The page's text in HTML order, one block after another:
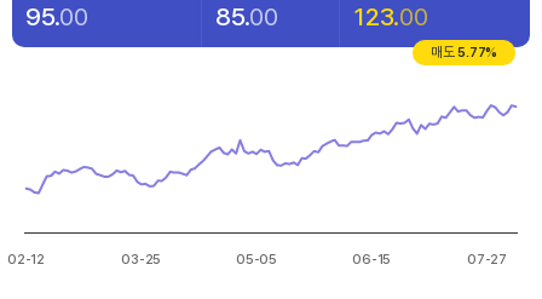
95.00 85.00 123.00
매도 5.77%
The chart has 1 Y axis displaying values. Data ranges from 44.05
02-12 03-25 05-05 06-15 07-27